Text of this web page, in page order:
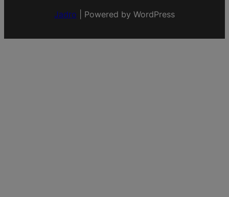
Jadro Powered by WordPress